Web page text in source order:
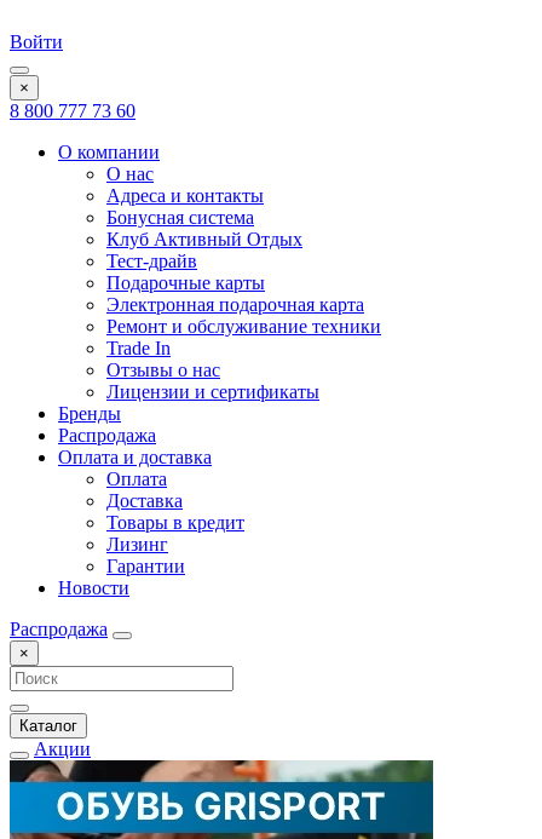
Войти
×
8 800 777 73 60
О компании
О нас
Адреса и контакты
Бонусная система
Клуб Активный Отдых
Тест-драйв
Подарочные карты
Электронная подарочная карта
Ремонт и обслуживание техники
Trade In
Отзывы о нас
Лицензии и сертификаты
Бренды
Распродажа
Оплата и доставка
Оплата
Доставка
Товары в кредит
Лизинг
Гарантии
Новости
Распродажа
×
Каталог
Акции